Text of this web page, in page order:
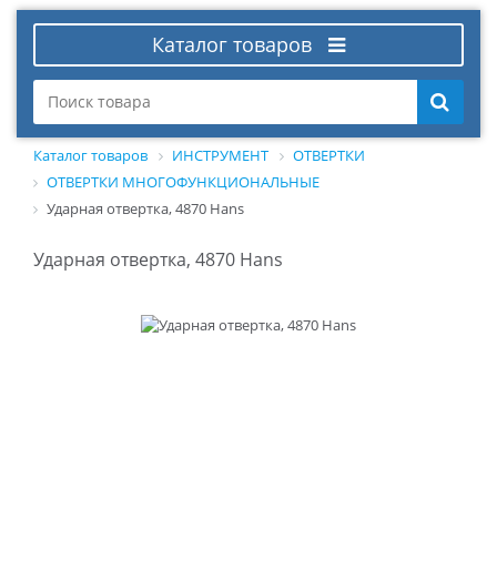
Каталог товаров
Каталог товаров ИНСТРУМЕНТ
ОТВЕРТКИ
ОТВЕРТКИ МНОГОФУНКЦИОНАЛЬНЫЕ
Ударная отвертка, 4870 Hans
Ударная отвертка, 4870 Hans